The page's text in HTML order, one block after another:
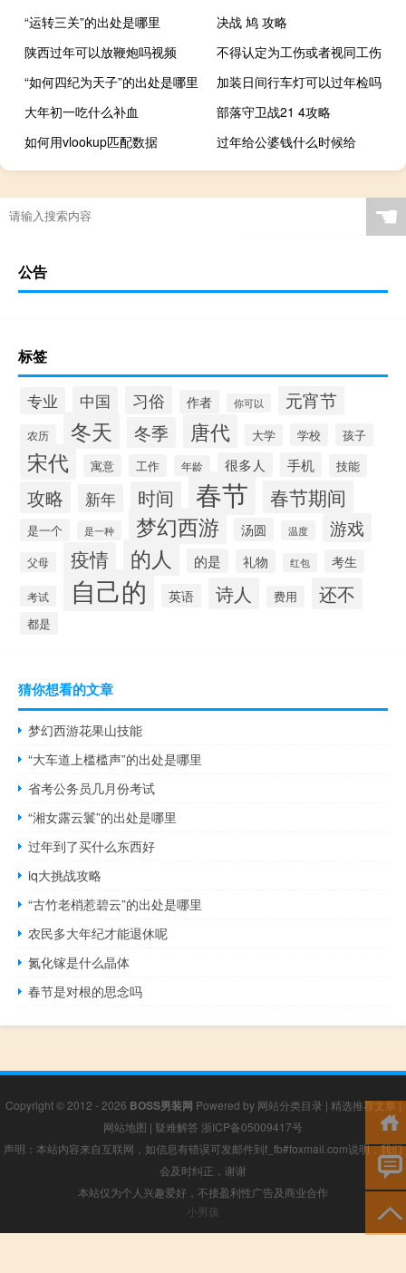
“运转三关”的出处是哪里
决战 鸠 攻略
陕西过年可以放鞭炮吗视频
不得认定为工伤或者视同工伤
“如何四纪为天子”的出处是哪里
加装日间行车灯可以过年检吗
大年初一吃什么补血
部落守卫战21 4攻略
如何用vlookup匹配数据
过年给公婆钱什么时候给
☚
公告
标签
专业 中国 习俗 作者 你可以 元宵节
农历 冬天 冬季 唐代 大学 学校 孩子
宋代 寓意 工作 年龄 很多人 手机 技能
攻略 新年 时间 春节 春节期间
是一个 是一种 梦幻西游 汤圆 温度 游戏
父母 疫情 的人 的是 礼物 红包 考生
考试 自己的 英语 诗人 费用 还不
都是
猜你想看的文章
梦幻西游花果山技能
“大车道上槛槛声”的出处是哪里
省考公务员几月份考试
“湘女露云鬟”的出处是哪里
过年到了买什么东西好
iq大挑战攻略
“古竹老梢惹碧云”的出处是哪里
农民多大年纪才能退休呢
氮化镓是什么晶体
春节是对根的思念吗
Copyright © 2012 - 2026 BOSS男装网 Powered by 网站分类目录 | 精选推荐文章|
网站地图 | 疑难解答 浙ICP备05009417号
声明：本站内容来自互联网，如信息有错误可发邮件到f_fb#foxmail.com说明，我们
会及时纠正，谢谢
本站仅为个人兴趣爱好，不接盈利性广告及商业合作
小男孩